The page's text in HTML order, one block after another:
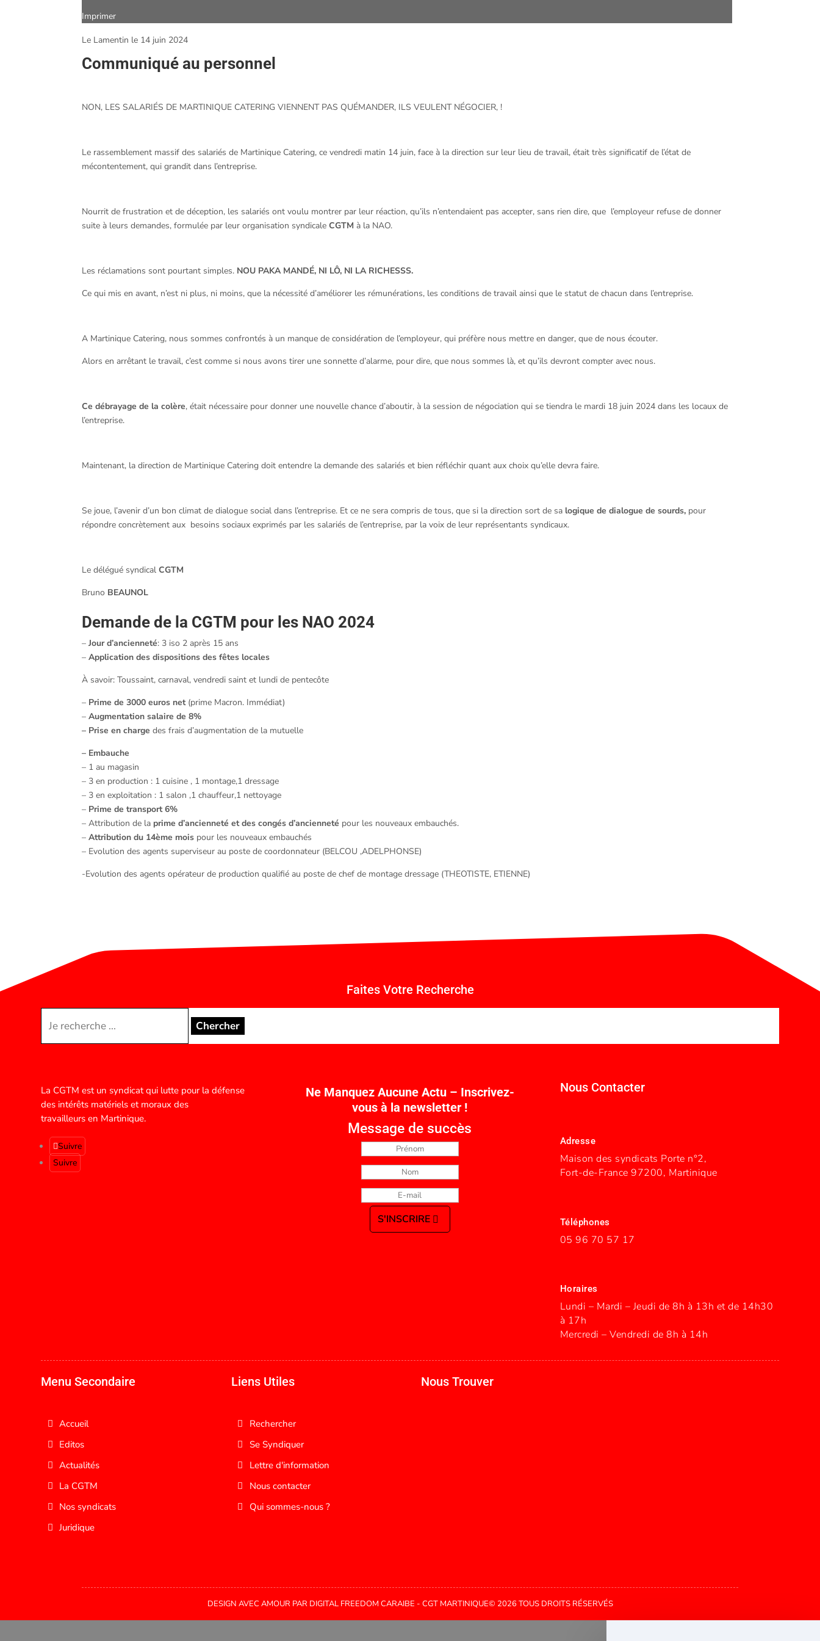
Imprimer
Le Lamentin le 14 juin 2024
Communiqué au personnel
NON, LES SALARIÉS DE MARTINIQUE CATERING VIENNENT PAS QUÉMANDER, ILS VEULENT NÉGOCIER, !
Le rassemblement massif des salariés de Martinique Catering, ce vendredi matin 14 juin, face à la direction sur leur lieu de travail, était très significatif de l’état de
mécontentement, qui grandit dans l’entreprise.
Nourrit de frustration et de déception, les salariés ont voulu montrer par leur réaction, qu’ils n’entendaient pas accepter, sans rien dire, que l’employeur refuse de donner
suite à leurs demandes, formulée par leur organisation syndicaleCGTM à la NAO.
Les réclamations sont pourtant simples. NOU PAKA MANDÉ, NI LÔ, NI LA RICHESSS.
Ce qui mis en avant, n’est ni plus, ni moins, que la nécessité d’améliorer les rémunérations, les conditions de travail ainsi que le statut de chacun dans l’entreprise.
A Martinique Catering, nous sommes confrontés à un manque de considération de l’employeur, qui préfère nous mettre en danger, que de nous écouter.
Alors en arrêtant le travail, c’est comme si nous avons tirer une sonnette d’alarme, pour dire, que nous sommes là, et qu’ils devront compter avec nous.
Ce débrayage de la colère, était nécessaire pour donner une nouvelle chance d’aboutir, à la session de négociation qui se tiendra le mardi 18 juin 2024 dans les locaux de
l’entreprise.
Maintenant, la direction de Martinique Catering doit entendre la demande des salariés et bien réfléchir quant aux choix qu’elle devra faire.
Se joue, l’avenir d’un bon climat de dialogue social dans l’entreprise. Et ce ne sera compris de tous, que si la direction sort de sa logique de dialogue de sourds, pour
répondre concrètement aux besoins sociaux exprimés par les salariés de l’entreprise, par la voix de leur représentants syndicaux.
Le délégué syndicalCGTM
Bruno BEAUNOL
Demande de la CGTM pour les NAO 2024
–Jour d’ancienneté: 3 iso 2 après 15 ans
–Application des dispositions des fêtes locales
À savoir: Toussaint, carnaval, vendredi saint et lundi de pentecôte
– Prime de 3000 euros net(prime Macron. Immédiat)
–Augmentation salaire de 8%
– Prise en charge des frais d’augmentation de la mutuelle
– Embauche
– 1 au magasin
– 3 en production : 1 cuisine , 1 montage,1 dressage
– 3 en exploitation : 1 salon ,1 chauffeur,1 nettoyage
– Prime de transport 6%
– Attribution de la prime d’ancienneté et des congés d’ancienneté pour les nouveaux embauchés.
–Attribution du 14ème mois pour les nouveaux embauchés
– Evolution des agents superviseur au poste de coordonnateur (BELCOU ,ADELPHONSE)
-Evolution des agents opérateur de production qualifié au poste de chef de montage dressage (THEOTISTE, ETIENNE)
Faites Votre Recherche
La CGTM est un syndicat qui lutte pour la défense
des intérêts matériels et moraux des
travailleurs en Martinique.
Suivre
Suivre
Ne Manquez Aucune Actu – Inscrivez-
vous à la newsletter !
Message de succès
S'INSCRIRE
Nous Contacter
Adresse
Maison des syndicats Porte n°2,
Fort-de-France 97200, Martinique
Téléphones
05 96 70 57 17
Horaires
Lundi – Mardi – Jeudi de 8h à 13h et de 14h30
à 17h
Mercredi – Vendredi de 8h à 14h
Menu Secondaire
Accueil
Editos
Actualités
La CGTM
Nos syndicats
Juridique
Liens Utiles
Rechercher
Se Syndiquer
Lettre d'information
Nous contacter
Qui sommes-nous ?
Nous Trouver
DESIGN AVEC AMOUR PAR DIGITAL FREEDOM CARAIBE - CGT MARTINIQUE© 2026 TOUS DROITS RÉSERVÉS